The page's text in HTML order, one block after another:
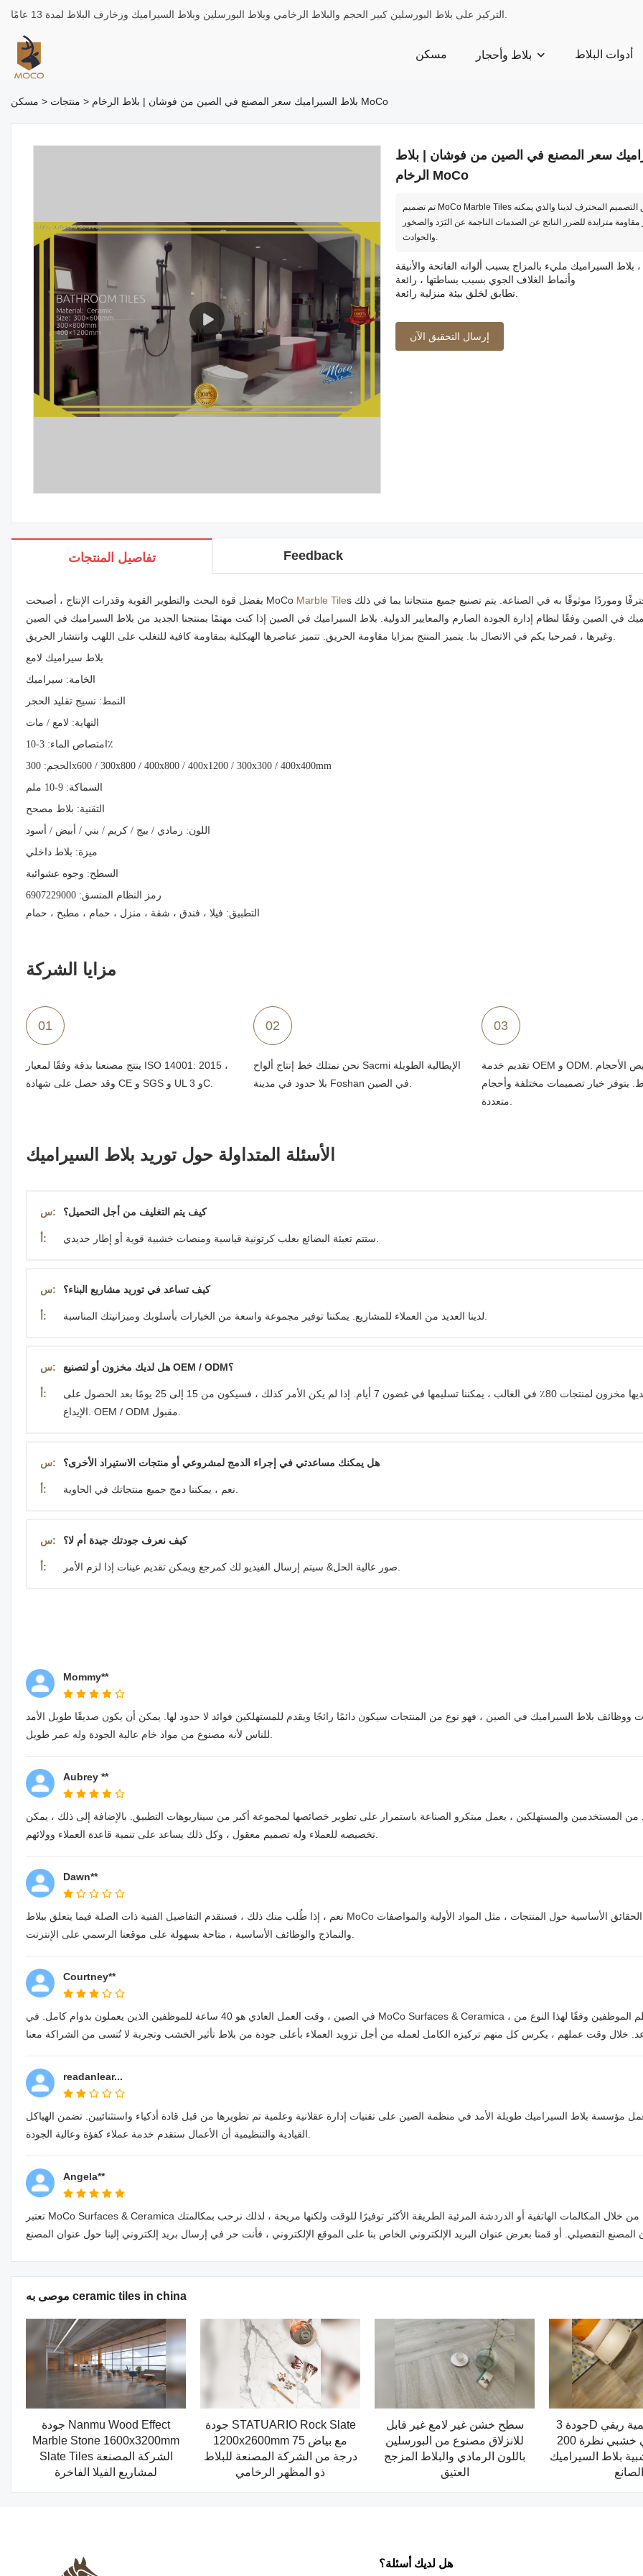
مسكن بلاط وأحجار أدوات البلاط
مسكن > منتجات > بلاط السيراميك سعر المصنع في الصين من فوشان | بلاط الرخام MoCo
سعر المصنع في الصين من فوشان | بلاط
الرخام MoCo
تم تصميم MoCo Marble Tiles من قبل فريق التصميم المحترف لدينا والذي يمكنه
مقاومة متزايدة للضرر الناتج عن الصدمات الناجمة عن البَرَد والصخور
والحوادث.
بلاط السيراميك مليء بالمزاج بسبب ألوانه الفاتحة والأنيقة ،
وأنماط الغلاف الجوي بسبب بساطتها ، رائعة
تطابق لخلق بيئة منزلية رائعة.
إرسال التحقيق الآن
تفاصيل المنتجات Feedback
بفضل قوة البحث والتطوير القوية وقدرات الإنتاج ، أصبحت MoCo Marble Tiles الآن مصنعًا محترفًا وموردًا موثوقًا به في الصناعة. يتم تصنيع جميع منتجاتنا بما في ذلك
في الصين وفقًا لنظام إدارة الجودة الصارم والمعايير الدولية. بلاط السيراميك في الصين إذا كنت مهتمًا بمنتجنا الجديد من بلاط السيراميك في الصين
بلاط سيراميك لامع
الخامة: سيراميك
النمط: نسيج تقليد الحجر
النهاية: لامع / مات
امتصاص الماء: 3-10٪
الحجم: 300x600 / 300x800 / 400x800 / 400x1200 / 300x300 / 400x400mm
السماكة: 9-10 ملم
التقنية: بلاط مصحح
اللون: رمادي / بيج / كريم / بني / أبيض / أسود
ميزة: بلاط داخلي
السطح: وجوه عشوائية
رمز النظام المنسق: 6907229000
التطبيق: فيلا ، فندق ، شقة ، منزل ، حمام ، مطبخ ، حمام
مزايا الشركة
01
ينتج مصنعنا بدقة وفقًا لمعيار ISO 14001: 2015 ،
وقد حصل على شهادة CE و SGS و UL و 3C.
02
نحن نمتلك خط إنتاج ألواح Sacmi الإيطالية الطويلة
03
تقديم خدمة OEM و ODM. يمكن تخصيص الأحجام
يتوفر خيار تصميمات مختلفة وأحجام
الأسئلة المتداولة حول توريد بلاط السيراميك
س: كيف يتم التغليف من أجل التحميل؟
أ:
س: كيف تساعد في توريد مشاريع البناء؟
أ:
س: هل لديك مخزون أو لتصنيع OEM / ODM؟
أ:
لدينا مصنع لديها مخزون لمنتجات 80٪ في الغالب ، يمكننا تسليمها في غضون 7 أيام. إذا لم يكن الأمر كذلك ، فسيكون من 15 إلى 25 يومًا بعد الحصول على
س: هل يمكنك مساعدتي في إجراء الدمج لمشروعي أو منتجات الاستيراد الأخرى؟
أ:
س: كيف نعرف جودتك جيدة أم لا؟
أ:
Mommy**
ووظائف بلاط السيراميك في الصين ، فهو نوع من المنتجات سيكون دائمًا رائجًا ويقدم للمستهلكين فوائد لا حدود لها. يمكن أن يكون صديقًا طويل الأمد
Aubrey **
من المستخدمين والمستهلكين ، يعمل مبتكرو الصناعة باستمرار على تطوير خصائصها لمجموعة أكبر من سيناريوهات التطبيق. بالإضافة إلى ذلك ، يمكن
Dawn**
نعم ، إذا طُلب منك ذلك ، فسنقدم التفاصيل الفنية ذات الصلة فيما يتعلق ببلاط MoCo الرخامي. الحقائق الأساسية حول المنتجات ، مثل المواد الأولية والمواصفات
Courtney**
في الصين ، وقت العمل العادي هو 40 ساعة للموظفين الذين يعملون بدوام كامل. في MoCo Surfaces & Ceramica ، يعمل معظم الموظفين وفقًا لهذا النوع من
readanlear...
مؤسسة بلاط السيراميك طويلة الأمد في منظمة الصين على تقنيات إدارة عقلانية وعلمية تم تطويرها من قبل قادة أذكياء واستثنائيين. تضمن الهياكل
Angela**
تعتبر MoCo Surfaces & Ceramica دائمًا التواصل من خلال المكالمات الهاتفية أو الدردشة المرئية الطريقة الأكثر توفيرًا للوقت ولكنها مريحة ، لذلك نرحب بمكالمتك
موصى به ceramic tiles in china
جودة Nanmu Wood Effect
Marble Stone 1600x3200mm
Slate Tiles الشركة المصنعة
لمشاريع الفيلا الفاخرة
جودة STATUARIO Rock Slate
1200x2600mm مع بياض 75
درجة من الشركة المصنعة للبلاط
ذو المظهر الرخامي
سطح خشن غير لامع غير قابل
للانزلاق مصنوع من البورسلين
باللون الرمادي والبلاط المزجج
العتيق
جودة 3D الطباعة الرقمية ريفي
خشبي خشبي نظرة 200x1200
بلاط السيراميك
الصانع
هل لديك أسئلة؟